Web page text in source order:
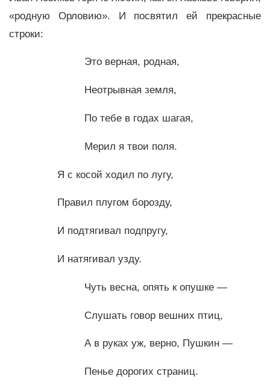
«родную Орловию». И посвятил ей прекрасные
строки:
Это верная, родная,
Неотрывная земля,
По тебе в годах шагая,
Мерил я твои поля.
Я с косой ходил по лугу,
Правил плугом борозду,
И подтягивал подпругу,
И натягивал узду.
Чуть весна, опять к опушке —
Слушать говор вешних птиц,
А в руках уж, верно, Пушкин —
Пенье дорогих страниц.